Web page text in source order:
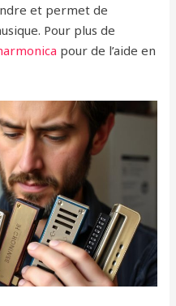
et permet de
Pour plus de
pour de l’aide en